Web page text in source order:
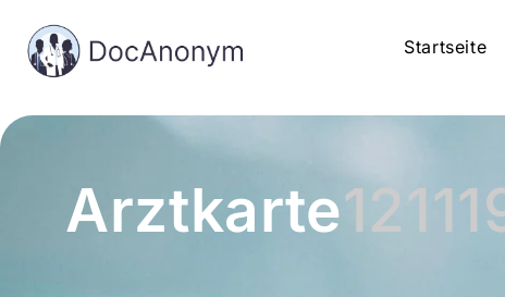
Startseite
Arztkarte